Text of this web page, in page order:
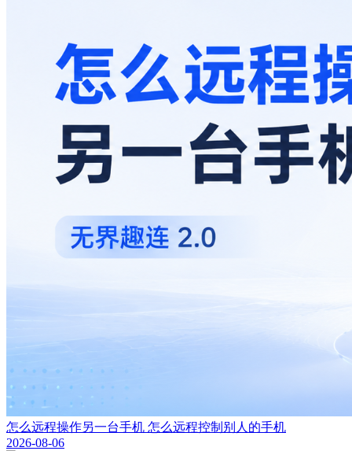
怎么远程操作另一台手机 怎么远程控制别人的手机
2026-08-06